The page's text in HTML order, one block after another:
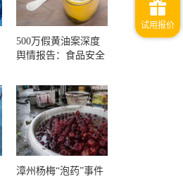
500万假黄油案深度
舆情报告：食品安全
一环？
漳州杨梅“泡药”事件